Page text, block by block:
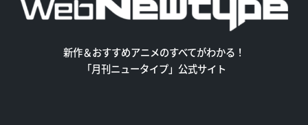
新作＆おすすめアニメのすべてがわかる！
「月刊ニュータイプ」公式サイト